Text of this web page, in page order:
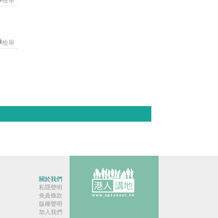
檢舉
關於我們
私隱聲明
免責條款
版權聲明
加入我們